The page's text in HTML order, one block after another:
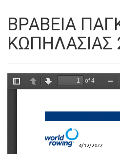
ΒΡΑΒΕΙΑ
ΚΩΠΗΛΑΣΙΑΣ